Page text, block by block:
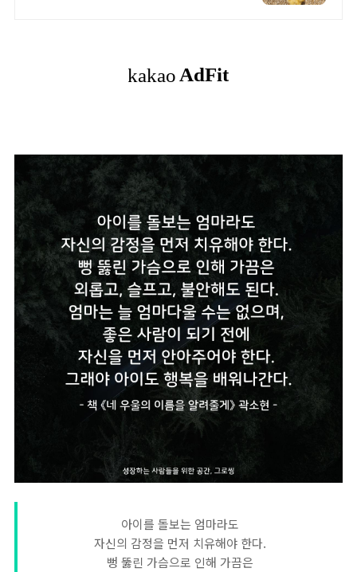
아이를 돌보는 엄마라도
자신의 감정을 먼저 치유해야 한다.
뻥 뚫린 가슴으로 인해 가끔은